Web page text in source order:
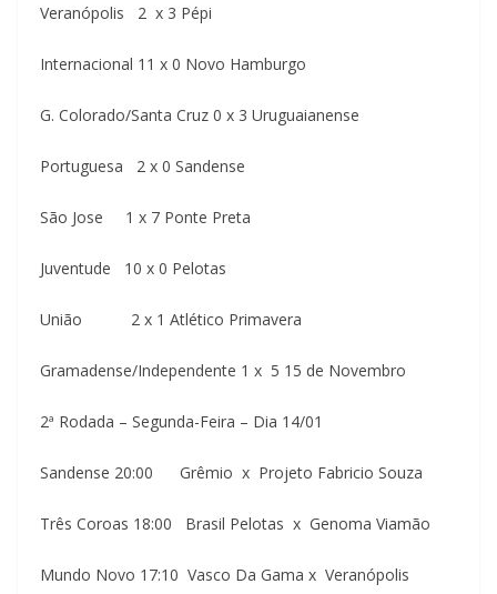
Veranópolis 2 x 3 Pépi
Internacional 11 x 0 Novo Hamburgo
G. Colorado/Santa Cruz 0 x 3 Uruguaianense
Portuguesa 2 x 0 Sandense
São Jose 1 x 7 Ponte Preta
Juventude 10 x 0 Pelotas
União 2 x 1 Atlético Primavera
Gramadense/Independente 1 x 5 15 de Novembro
2ª Rodada – Segunda-Feira – Dia 14/01
Sandense 20:00 Grêmio x Projeto Fabricio Souza
Três Coroas 18:00 Brasil Pelotas x Genoma Viamão
Mundo Novo 17:10 Vasco Da Gama x Veranópolis